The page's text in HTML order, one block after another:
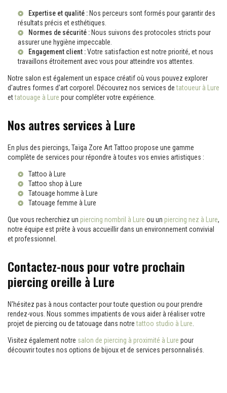
Expertise et qualité : Nos perceurs sont formés pour garantir des
résultats précis et esthétiques.
Normes de sécurité : Nous suivons des protocoles stricts pour
assurer une hygiène impeccable.
Engagement client :Votre satisfaction est notre priorité, et nous
travaillons étroitement avec vous pour atteindre vos attentes.
Notre salon est également un espace créatif où vous pouvez explorer
d'autres formes d'art corporel. Découvrez nos services detatoueur à Lure
ettatouage à Lure pour compléter votre expérience.
Nos autres services à Lure
En plus des piercings, Taïga Zore Art Tattoo propose une gamme
complète de services pour répondre à toutes vos envies artistiques :
Tattoo à Lure
Tattoo shop à Lure
Tatouage homme à Lure
Tatouage femme à Lure
Que vous recherchiez un piercing nombril à Lure ou un piercing nez à Lure,
notre équipe est prête à vous accueillir dans un environnement convivial
et professionnel.
Contactez-nous pour votre prochain
piercing oreille à Lure
N'hésitez pas à nous contacter pour toute question ou pour prendre
rendez-vous. Nous sommes impatients de vous aider à réaliser votre
projet de piercing ou de tatouage dans notretattoo studio à Lure
Visitez également notre salon de piercing à proximité à Lure pour
découvrir toutes nos options de bijoux et de services personnalisés.